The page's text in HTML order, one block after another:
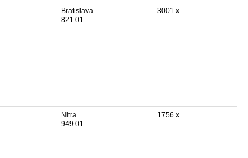
Bratislava
821 01
3001 x
Nitra
949 01
1756 x